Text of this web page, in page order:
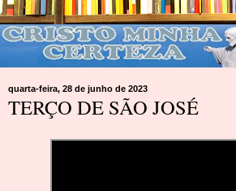
quarta-feira, 28 de junho de 2023
TERÇO DE SÃO JOSÉ